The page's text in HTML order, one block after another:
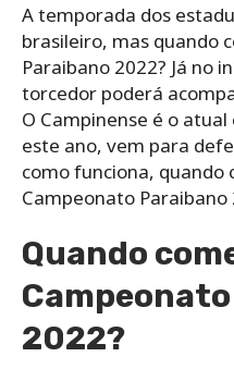
A temporada dos
brasileiro, mas quando
Paraibano 2022? Já no
torcedor poderá
O Campinense é o
este ano, vem para
como funciona, quando
Campeonato Paraibano
Quando
2022?